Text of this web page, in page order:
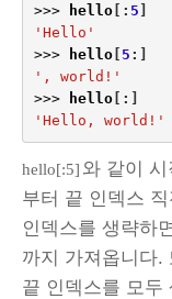
>>>
hello[: 5 ]
'Hello'
>>>
hello[ 5 :]
', world!'
>>>
hello[:]
'Hello, world!'
hello[:5] 와 같이
부터 끝 인덱스
인덱스를 생략하
까지 가져옵니다.
끝 인덱스를 모두